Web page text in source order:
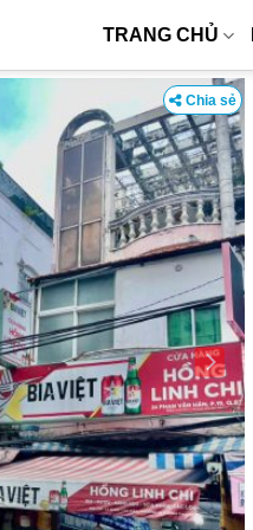
TRANG CHỦ
Chia sẻ